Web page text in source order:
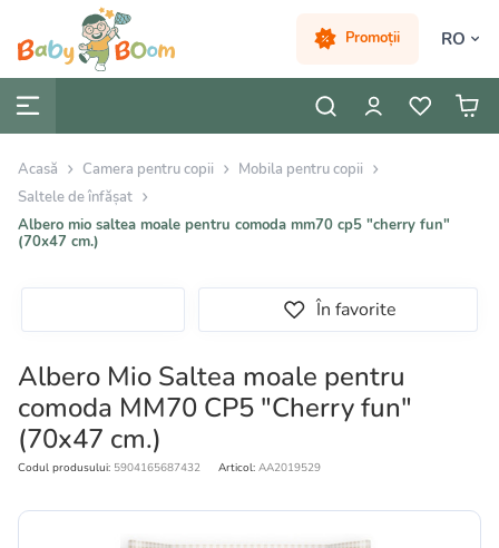
Promoții RO
Acasă Camera pentru copii
Mobila pentru copii
Saltele de înfășat
Albero mio saltea moale pentru comoda mm70 cp5 "cherry fun"
(70x47 cm.)
În favorite
Albero Mio Saltea moale pentru
comoda MM70 CP5 "Cherry fun"
(70x47 cm.)
Codul produsului: 5904165687432 Articol: AA2019529